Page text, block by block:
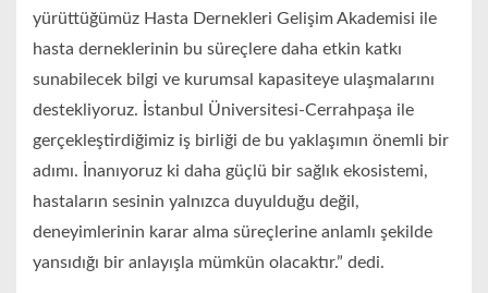
yürüttüğümüz Hasta Dernekleri Gelişim Akademisi ile
hasta derneklerinin bu süreçlere daha etkin katkı
sunabilecek bilgi ve kurumsal kapasiteye ulaşmalarını
destekliyoruz. İstanbul Üniversitesi-Cerrahpaşa ile
gerçekleştirdiğimiz iş birliği de bu yaklaşımın önemli bir
adımı. İnanıyoruz ki daha güçlü bir sağlık ekosistemi,
hastaların sesinin yalnızca duyulduğu değil,
deneyimlerinin karar alma süreçlerine anlamlı şekilde
yansıdığı bir anlayışla mümkün olacaktır.” dedi.